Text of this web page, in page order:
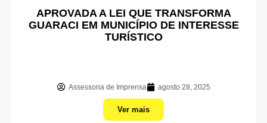
APROVADA A LEI QUE TRANSFORMA
GUARACI EM MUNICÍPIO DE INTERESSE
TURÍSTICO
Assessoria de Imprensa agosto 28, 2025
Ver mais